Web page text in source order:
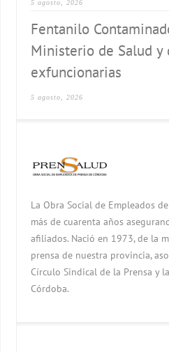
5 agosto, 2026
Fentanilo
Ministerio de Salud y
exfuncionarias
5 agosto, 2026
La Obra Social de Empleados
más de cuarenta años
afiliados. Nació en 1973, de la
prensa de nuestra provincia,
Círculo Sindical de la Prensa y
Córdoba.